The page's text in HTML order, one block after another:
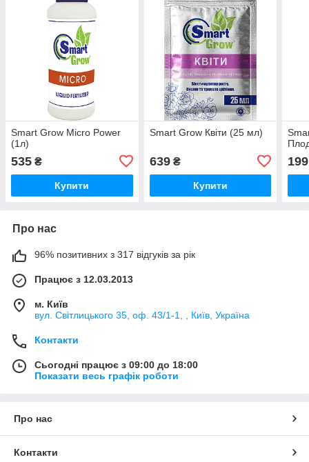
Smart Grow Micro Power
(1л)
535 ₴
Купити
Smart Grow Квіти (25 мл)
639₴
Купити
199
Про нас
96% позитивних з 317 відгуків за рік
Працює з 12.03.2013
м. Київ
вул. Світлицького 35, оф. 43/1-1, , Київ, Україна
Контакти
Сьогодні працює з 09:00 до 18:00
Показати весь графік роботи
Про нас
Контакти